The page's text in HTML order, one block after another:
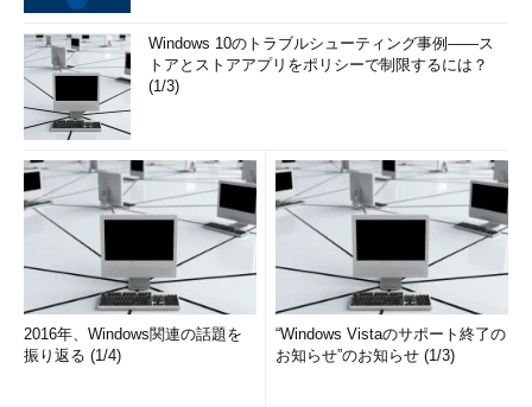
Windows 10のトラブルシューティング事例――ス
トアとストアアプリをポリシーで制限するには？
(1/3)
2016年、Windows関連の話題を
振り返る (1/4)
“Windows Vistaのサポート終了の
お知らせ”のお知らせ (1/3)